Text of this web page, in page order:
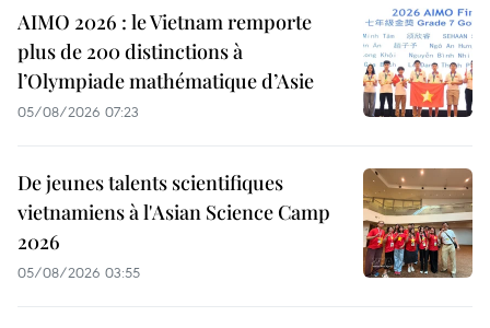
AIMO 2026 : le Vietnam remporte
plus de 200 distinctions à
l’Olympiade mathématique d’Asie
05/08/2026 07:23
De jeunes talents scientifiques
vietnamiens à l'Asian Science Camp
2026
05/08/2026 03:55